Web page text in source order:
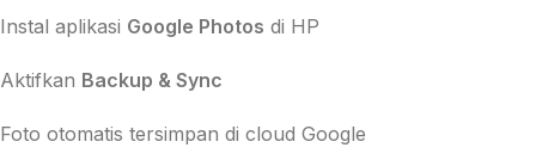
Instal aplikasi Google Photos di HP
Aktifkan Backup & Sync
Foto otomatis tersimpan di cloud Google